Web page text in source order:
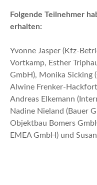
Folgende Teilnehmer
erhalten:
Yvonne Jasper (Kfz-
Vortkamp, Esther
GmbH), Monika Sicking
Alwine Frenker-
Andreas Elkemann
Nadine Nieland (Bauer
Objektbau Bomers
EMEA GmbH) und